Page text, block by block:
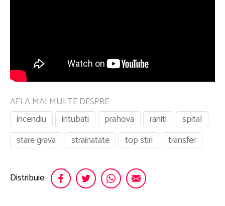
AFLA MAI MULTE DESPRE
incendiu
intubati prahova raniti
spital
stare grava
strainatate top stiri transfer
Distribuie: